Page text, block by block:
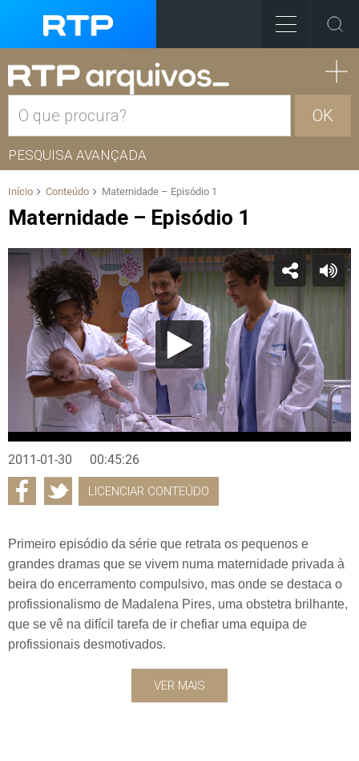
OK
PESQUISA AVANÇADA
Início Conteúdo Maternidade – Episódio 1
Maternidade – Episódio 1
2011-01-30 00:45:26
LICENCIAR CONTEÚDO
Primeiro episódio da série que retrata os pequenos e
grandes dramas que se vivem numa maternidade privada à
beira do encerramento compulsivo, mas onde se destaca o
profissionalismo de Madalena Pires, uma obstetra brilhante,
que se vê na difícil tarefa de ir chefiar uma equipa de
profissionais desmotivados.
VER MAIS